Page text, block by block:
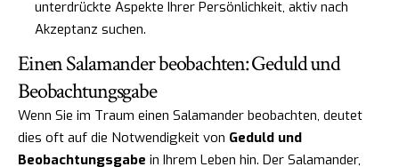
unterdrückte Aspekte Ihrer Persönlichkeit, aktiv nach
Akzeptanz suchen.
Einen Salamander beobachten: Geduld und
Beobachtungsgabe
Wenn Sie im Traum einen Salamander beobachten, deutet
dies oft auf die Notwendigkeit von Geduld und
Beobachtungsgabe in Ihrem Leben hin. Der Salamander,